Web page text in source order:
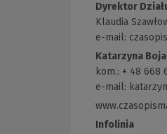
Dyrektor
Klaudia
e-mail:
Katarzyna
kom.: + 48 668
e-mail:
Infolinia